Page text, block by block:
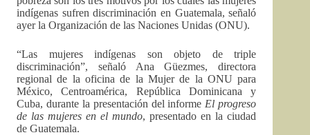
indígenas sufren discriminación en Guatemala, señaló
ayer la Organización de las Naciones Unidas (ONU).
“Las mujeres indígenas son objeto de triple
discriminación”, señaló Ana Güezmes, directora
regional de la oficina de la Mujer de la ONU para
México, Centroamérica, República Dominicana y
Cuba, durante la presentación del informe El progreso
de las mujeres en el mundo, presentado en la ciudad
de Guatemala.